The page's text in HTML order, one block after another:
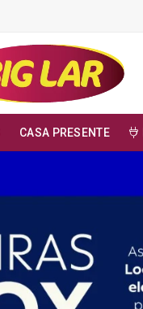
CASA PRESENTE